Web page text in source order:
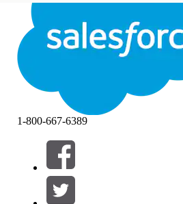
关闭关闭
筛选器 (0)
选择筛选器
1-800-667-6389